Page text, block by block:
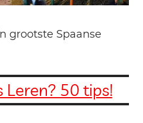
grootste Spaanse
Leren? 50 tips!